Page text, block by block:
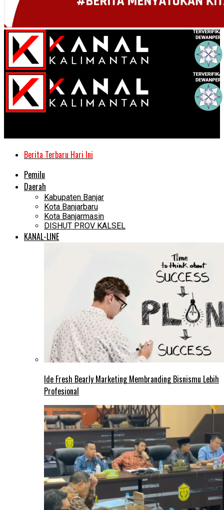
Berita Terbaru Hari Ini
Pemilu
Daerah
Kabupaten Banjar
Kota Banjarbaru
Kota Banjarmasin
DISHUT PROV KALSEL
KANAL-LINE
Ide Fresh Bearly Marketing Membranding Bisnismu Lebih
Profesional